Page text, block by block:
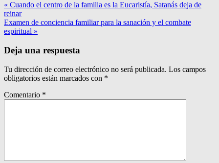
« Cuando el centro de la familia es la Eucaristía, Satanás deja de
reinar
Examen de conciencia familiar para la sanación y el combate
espiritual »
Deja una respuesta
Tu dirección de correo electrónico no será publicada. Los campos
obligatorios están marcados con *
Comentario *